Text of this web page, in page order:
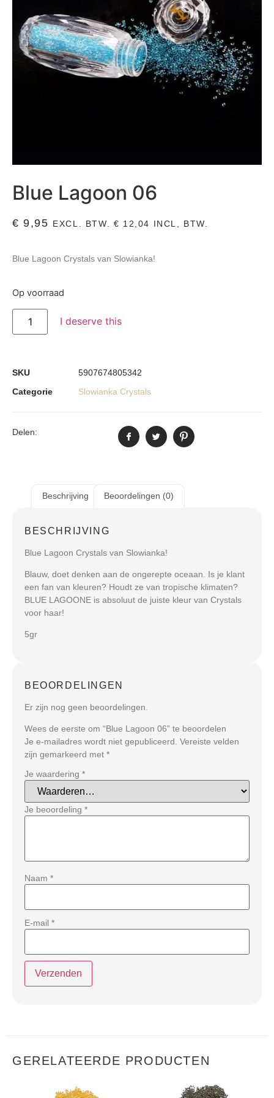
Blue Lagoon 06
€ 9,95 EXCL. BTW. € 12,04 INCL, BTW.
Blue Lagoon Crystals van Slowianka!
Op voorraad
I deserve this
SKU
5907674805342
Categorie
Slowianka Crystals
Delen:
Beschrijving Beoordelingen (0)
BESCHRIJVING
Blue Lagoon Crystals van Slowianka!
Blauw, doet denken aan de ongerepte oceaan. Is je klant
een fan van kleuren? Houdt ze van tropische klimaten?
BLUE LAGOONE is absoluut de juiste kleur van Crystals
voor haar!
5gr
BEOORDELINGEN
Er zijn nog geen beoordelingen.
Wees de eerste om “Blue Lagoon 06” te beoordelen
Je e-mailadres wordt niet gepubliceerd. Vereiste velden
zijn gemarkeerd met *
Je waardering *
Je beoordeling *
Naam *
E-mail *
GERELATEERDE PRODUCTEN